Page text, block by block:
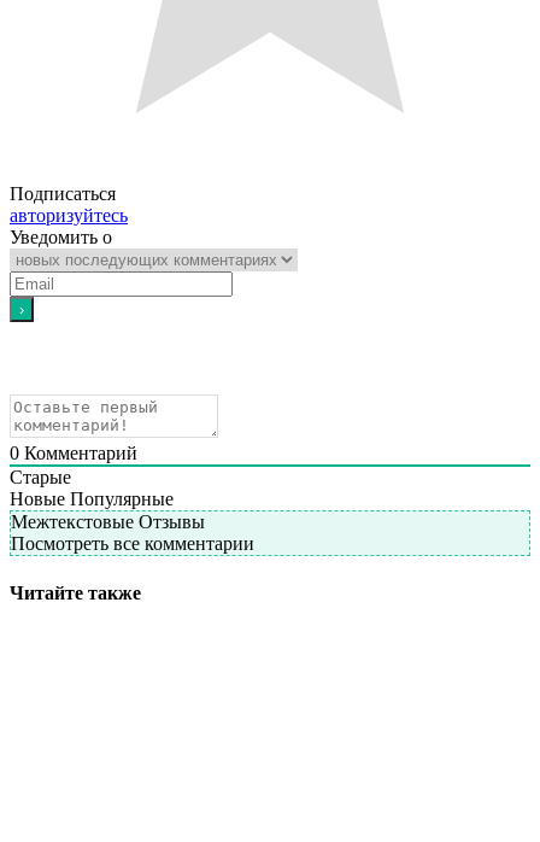
Подписаться
авторизуйтесь
Уведомить о
0 Комментарий
Старые
Новые Популярные
Межтекстовые Отзывы
Посмотреть все комментарии
Читайте также